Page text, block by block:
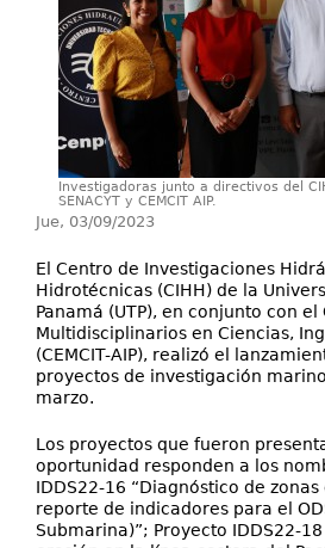
Servicios
Contáctenos
Investigadoras junto a directivos del
SENACYT y CEMCIT AIP.
Jue, 03/09/2023
El Centro de Investigaciones
Hidrotécnicas (CIHH) de la
Panamá (UTP), en conjunto con
Multidisciplinarios en Ciencias,
(CEMCIT-AIP), realizó el
proyectos de investigación
marzo.
Los proyectos que fueron
oportunidad responden a los
IDDS22-16 “Diagnóstico de zonas
reporte de indicadores para el
Submarina)”; Proyecto IDDS22-